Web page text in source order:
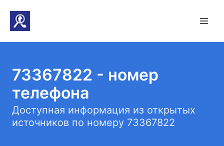
73367822 - номер
телефона
Доступная информация из открытых
источников по номеру 73367822